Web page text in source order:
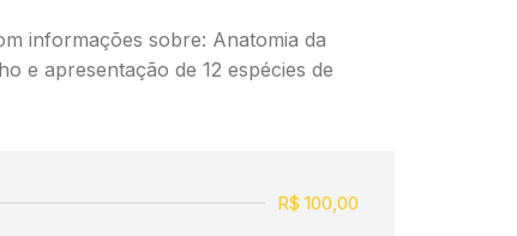
informações sobre: Anatomia da
e apresentação de 12 espécies de
R$ 100,00